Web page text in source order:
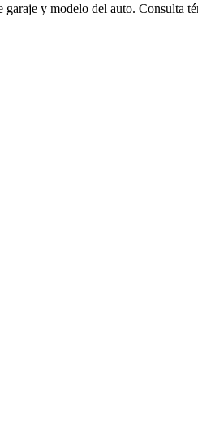
y modelo del auto. Consulta